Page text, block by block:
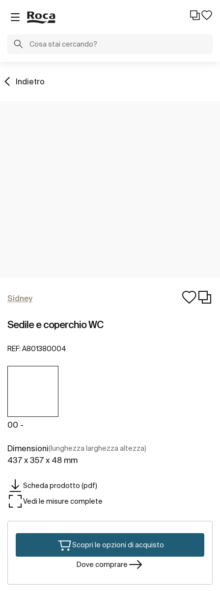
Indietro
Sidney
Sedile e coperchio WC
REF: A801380004
00 -
Dimensioni(lunghezza larghezza altezza)
437 x 357 x 48 mm
Scheda prodotto (pdf)
Vedi le misure complete
Scopri le opzioni di acquisto
Dove comprare